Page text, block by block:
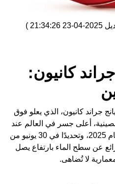
2025-04-23 21:34:26
)
كانيون:
جراند كانيون، الذي يعلو فوق
أعلى جسر في العالم عند
اكتماله في النصف الثاني من عام 2025، وتحديدًا في 30 يونيو من
عن سطح الماء بارتفاع يصل